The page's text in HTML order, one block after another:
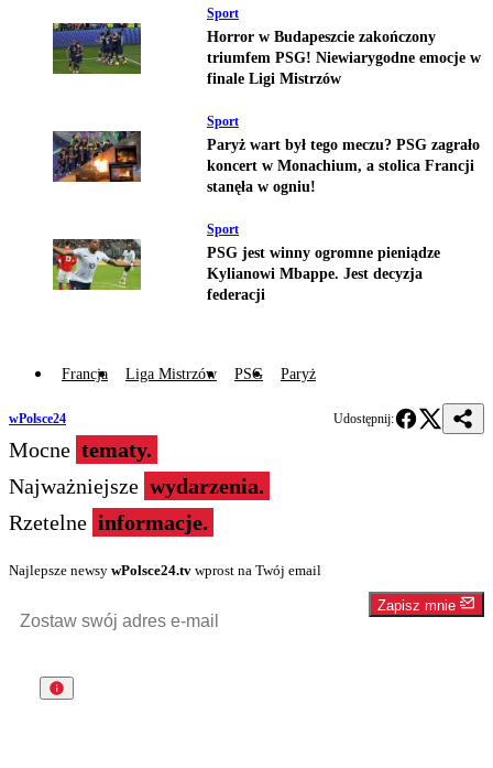
Sport
Horror w Budapeszcie zakończony
triumfem PSG! Niewiarygodne emocje w
finale Ligi Mistrzów
Sport
Paryż wart był tego meczu? PSG zagrało
koncert w Monachium, a stolica Francji
stanęła w ogniu!
Sport
PSG jest winny ogromne pieniądze
Kylianowi Mbappe. Jest decyzja
federacji
Francja Liga Mistrzów PSG Paryż
wPolsce24 Udostępnij:
Mocne tematy.
Najważniejsze wydarzenia.
Rzetelne informacje.
Najlepsze newsy wPolsce24.tv wprost na Twój email
Zapisz mnie